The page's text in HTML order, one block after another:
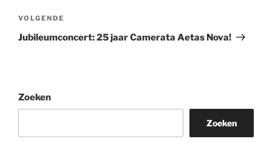
Volgend
bericht
VOLGENDE
Jubileumconcert: 25 jaar Camerata Aetas Nova!
Zoeken
Zoeken